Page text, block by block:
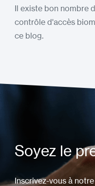
Il existe bon nombre
contrôle d'accès
ce blog.
Soyez le
Inscrivez-vous à